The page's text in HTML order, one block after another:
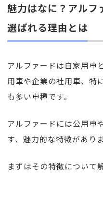
魅力はなに？アルフ
選ばれる理由とは
アルファードは自家用車
用車や企業の社用車、特
も多い車種です。
アルファードには公用車
す、魅力的な特徴がありま
まずはその特徴について